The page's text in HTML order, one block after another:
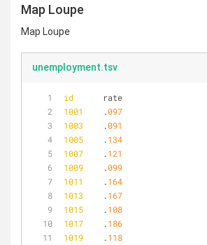
Map Loupe
Map Loupe
unemployment.tsv
id
	rate
1001
	.
097
1003
	.
091
1005
	.
134
1007
	.
121
1009
	.
099
1011
	.
164
1013
	.
167
1015
	.
108
1017
	.
186
1019
	.
118